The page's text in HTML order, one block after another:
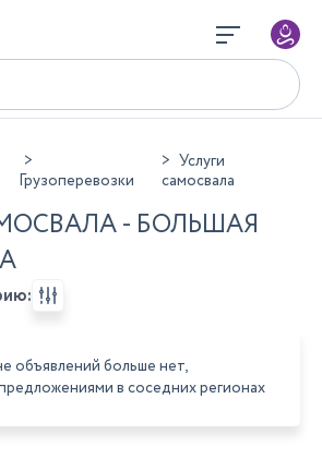
Грузоперевозки
Услуги
самосвала
- БОЛЬШАЯ
объявлений больше нет,
в соседних регионах